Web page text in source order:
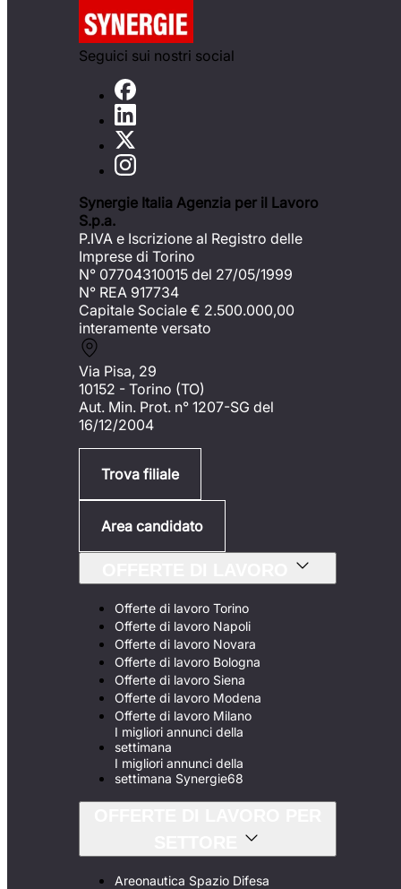
Seguici sui nostri social
Synergie Italia Agenzia per il Lavoro
S.p.a.
P.IVA e Iscrizione al Registro delle
Imprese di Torino
N° 07704310015 del 27/05/1999
N° REA 917734
Capitale Sociale € 2.500.000,00
interamente versato
Via Pisa, 29
10152 - Torino (TO)
Aut. Min. Prot. n° 1207-SG del
16/12/2004
Trova filiale
Area candidato
Offerte di lavoro Torino
Offerte di lavoro Napoli
Offerte di lavoro Novara
Offerte di lavoro Bologna
Offerte di lavoro Siena
Offerte di lavoro Modena
Offerte di lavoro Milano
I migliori annunci della
settimana
I migliori annunci della
settimana Synergie68
Areonautica Spazio Difesa